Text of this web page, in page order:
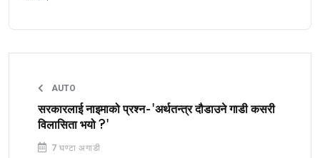
AUTO
सरकारलाई नाइमाको प्रश्न-'अर्थतन्त्र दौडाउने गाडी कसरी
विलासिता भयो ?'
7 घण्टा अगाडी